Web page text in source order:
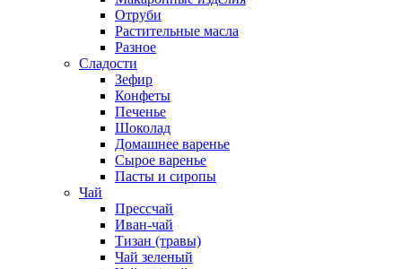
Отруби
Растительные масла
Разное
Сладости
Зефир
Конфеты
Печенье
Шоколад
Домашнее варенье
Сырое варенье
Пасты и сиропы
Чай
Прессчай
Иван-чай
Тизан (травы)
Чай зеленый